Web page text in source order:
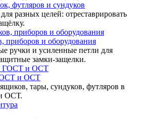
футляров и сундуков
разных целей: отреставрировать
приборов и оборудования
ручки и усиленные петли для
замки-защелки.
и ОСТ
тары, сундуков, футляров в
ОСТ.